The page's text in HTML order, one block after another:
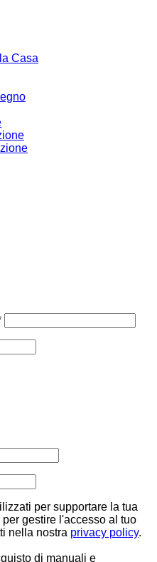
Casa
Richiesto
per supportare la tua
gestire l'accesso al tuo
nella nostra privacy policy.
di manuali e